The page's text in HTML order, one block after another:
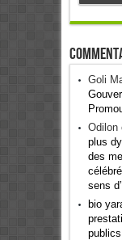
Goli
Odilon
plus
des
sens
bio